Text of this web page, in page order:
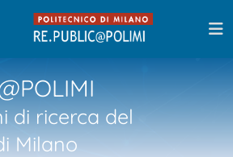
di ricerca del
Milano